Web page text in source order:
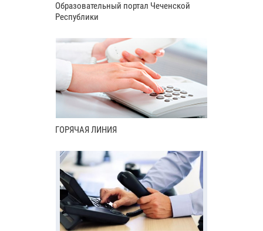
Образовательный портал Чеченской
Республики
ГОРЯЧАЯ ЛИНИЯ